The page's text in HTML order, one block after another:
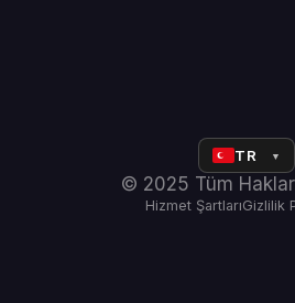
TR ▼
© 2025 Tüm Hakları
Hizmet ŞartlarıGizlilik